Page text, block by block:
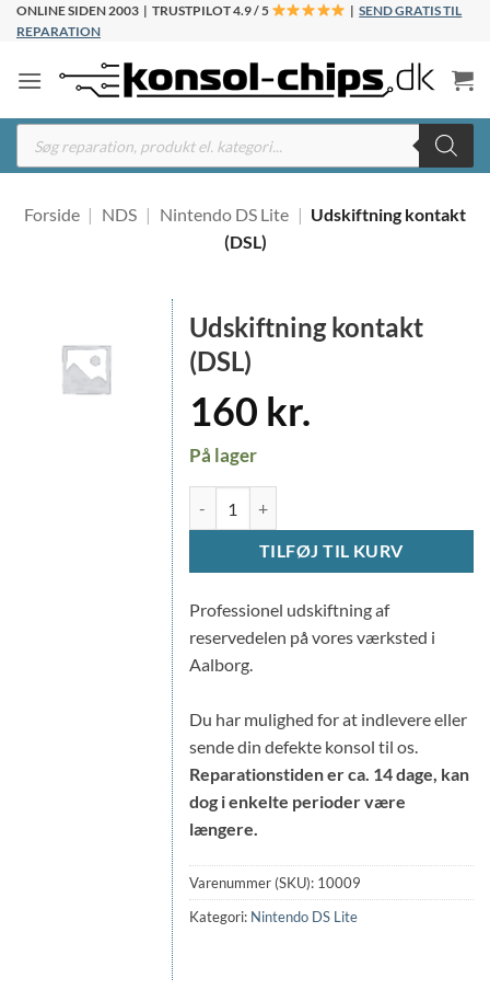
Fortsæt
ONLINE SIDEN 2003 | TRUSTPILOT 4.9 / 5 |SEND GRATIS TIL
REPARATION
Products
search
Forside | NDS | Nintendo DS Lite | Udskiftning kontakt
(DSL)
Udskiftning kontakt
(DSL)
160 kr.
På lager
TILFØJ TIL KURV
Professionel udskiftning af
reservedelen på vores værksted i
Aalborg.
Du har mulighed for at indlevere eller
sende din defekte konsol til os.
Reparationstiden er ca. 14 dage, kan
dog i enkelte perioder være
længere.
Varenummer (SKU): 10009
Kategori: Nintendo DS Lite